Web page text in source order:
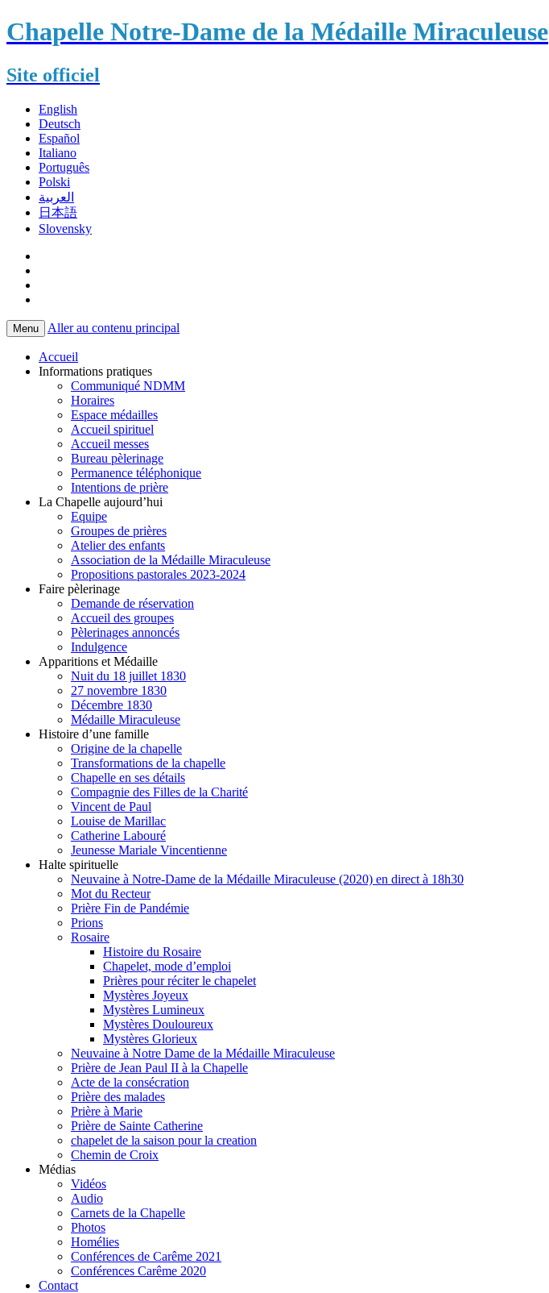
Chapelle Notre-Dame de la Médaille Miraculeuse
Site officiel
English
Deutsch
Español
Italiano
Português
Polski
العربية
日本語
Slovensky
Menu Aller au contenu principal
Accueil
Informations pratiques
Communiqué NDMM
Horaires
Espace médailles
Accueil spirituel
Accueil messes
Bureau pèlerinage
Permanence téléphonique
Intentions de prière
La Chapelle aujourd’hui
Equipe
Groupes de prières
Atelier des enfants
Association de la Médaille Miraculeuse
Propositions pastorales 2023-2024
Faire pèlerinage
Demande de réservation
Accueil des groupes
Pèlerinages annoncés
Indulgence
Apparitions et Médaille
Nuit du 18 juillet 1830
27 novembre 1830
Décembre 1830
Médaille Miraculeuse
Histoire d’une famille
Origine de la chapelle
Transformations de la chapelle
Chapelle en ses détails
Compagnie des Filles de la Charité
Vincent de Paul
Louise de Marillac
Catherine Labouré
Jeunesse Mariale Vincentienne
Halte spirituelle
Neuvaine à Notre-Dame de la Médaille Miraculeuse (2020) en direct à 18h30
Mot du Recteur
Prière Fin de Pandémie
Prions
Rosaire
Histoire du Rosaire
Chapelet, mode d’emploi
Prières pour réciter le chapelet
Mystères Joyeux
Mystères Lumineux
Mystères Douloureux
Mystères Glorieux
Neuvaine à Notre Dame de la Médaille Miraculeuse
Prière de Jean Paul II à la Chapelle
Acte de la consécration
Prière des malades
Prière à Marie
Prière de Sainte Catherine
chapelet de la saison pour la creation
Chemin de Croix
Médias
Vidéos
Audio
Carnets de la Chapelle
Photos
Homélies
Conférences de Carême 2021
Conférences Carême 2020
Contact